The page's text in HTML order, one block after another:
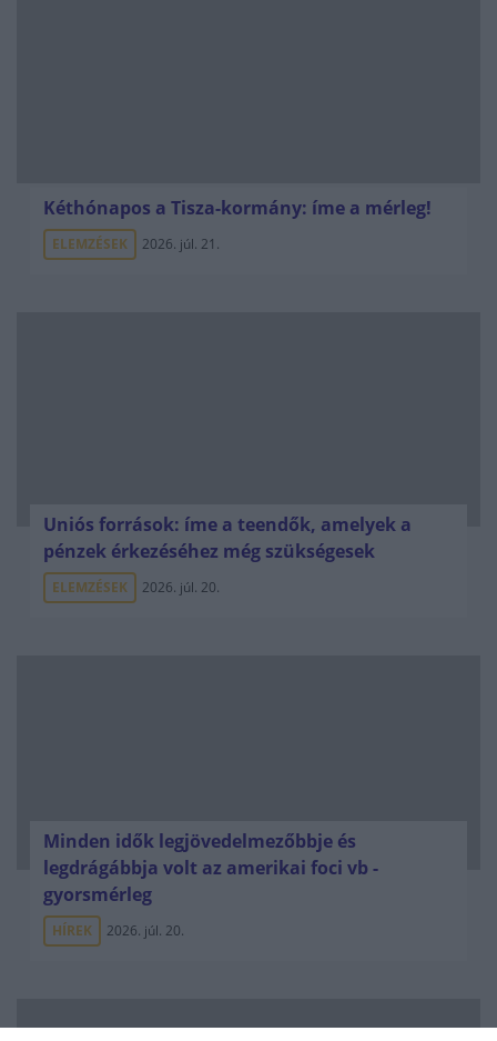
Kéthónapos a Tisza-kormány: íme a mérleg!
ELEMZÉSEK 2026. júl. 21.
Uniós források: íme a teendők, amelyek a
pénzek érkezéséhez még szükségesek
ELEMZÉSEK 2026. júl. 20.
Minden idők legjövedelmezőbbje és
legdrágábbja volt az amerikai foci vb -
gyorsmérleg
HÍREK 2026. júl. 20.